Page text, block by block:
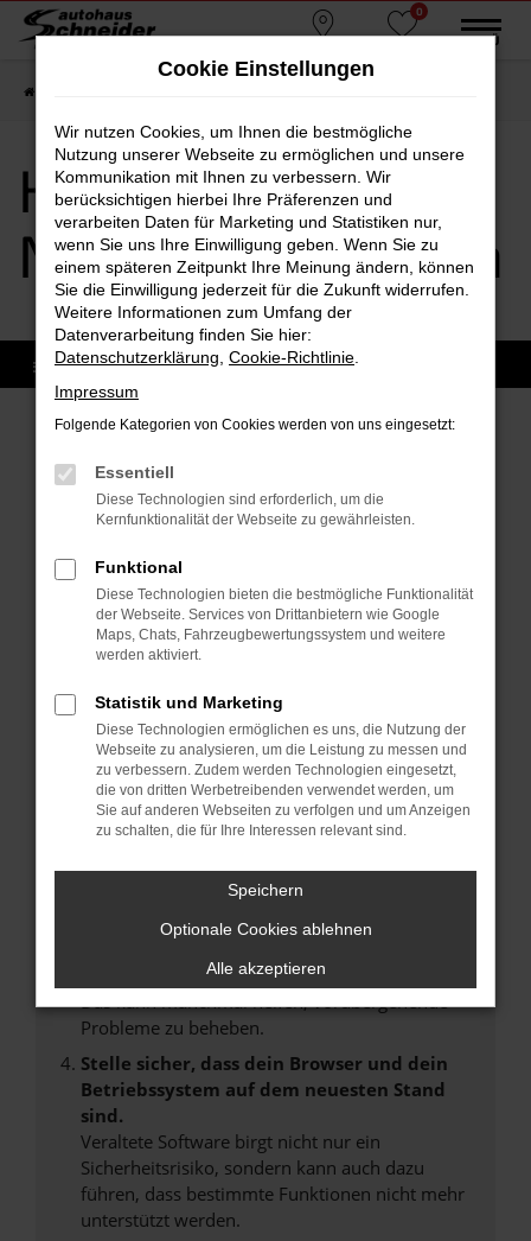
Zum
0
MENÜ
Hyundai
Neuwagen Dorfen
Sofort verfügbare Modelle
Fehler: Network Error
Beim Laden ist ein Fehler aufgetreten.
Hier sind ein paar Tipps, die dir helfen können:
Überprüfe deine Firewall und deine
Internetverbindung.
Laden andere Webseiten, zum Beispiel deine
Suchmaschine?
Prüfe deine Browsererweiterungen.
Manche Erweiterungen, wie Werbeblocker,
verhindern. Funktioniert die Seite in einem
Starte dein Gerät neu.
Das kann manchmal helfen, vorübergehende
Probleme zu beheben.
Stelle sicher, dass dein Browser und dein
Betriebssystem auf dem neuesten Stand
sind.
Veraltete Software birgt nicht nur ein
Sicherheitsrisiko, sondern kann auch dazu
führen, dass bestimmte Funktionen nicht mehr
unterstützt werden.
Cookie Einstellungen
Wir nutzen Cookies, um Ihnen die bestmögliche
Nutzung unserer Webseite zu ermöglichen und unsere
Kommunikation mit Ihnen zu verbessern. Wir
berücksichtigen hierbei Ihre Präferenzen und
verarbeiten Daten für Marketing und Statistiken nur,
wenn Sie uns Ihre Einwilligung geben. Wenn Sie zu
einem späteren Zeitpunkt Ihre Meinung ändern, können
Sie die Einwilligung jederzeit für die Zukunft widerrufen.
Weitere Informationen zum Umfang der
Datenverarbeitung finden Sie hier:
Datenschutzerklärung Cookie-Richtlinie
Impressum
Folgende Kategorien von Cookies werden von uns eingesetzt:
Essentiell
Diese Technologien sind erforderlich, um die
Kernfunktionalität der Webseite zu gewährleisten.
Funktional
Diese Technologien bieten die bestmögliche Funktionalität
der Webseite. Services von Drittanbietern wie Google
Maps, Chats, Fahrzeugbewertungssystem und weitere
werden aktiviert.
Statistik und Marketing
Diese Technologien ermöglichen es uns, die Nutzung der
Webseite zu analysieren, um die Leistung zu messen und
zu verbessern. Zudem werden Technologien eingesetzt,
die von dritten Werbetreibenden verwendet werden, um
Sie auf anderen Webseiten zu verfolgen und um Anzeigen
zu schalten, die für Ihre Interessen relevant sind.
Speichern
Optionale Cookies ablehnen
Alle akzeptieren